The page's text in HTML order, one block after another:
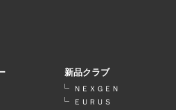
新品クラブ
ＮＥＸＧＥＮ
ＥＵＲＵＳ